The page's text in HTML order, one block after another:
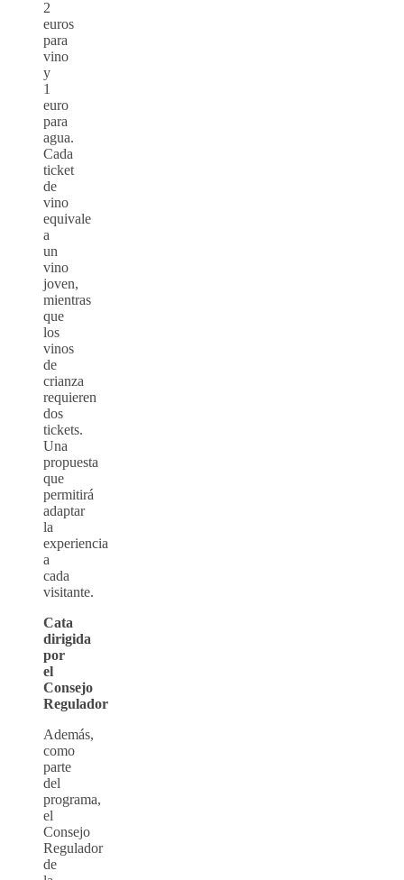
2
euros
para
vino
y
1
euro
para
agua.
Cada
ticket
de
vino
equivale
a
un
vino
joven,
mientras
que
los
vinos
de
crianza
requieren
dos
tickets.
Una
propuesta
que
permitirá
adaptar
la
experiencia
a
cada
visitante.
Cata
dirigida
por
el
Consejo
Regulador
Además,
como
parte
del
programa,
el
Consejo
Regulador
de